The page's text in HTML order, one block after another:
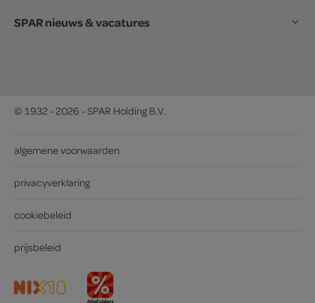
SPAR nieuws & vacatures
© 1932 - 2026 - SPAR Holding B.V.
algemene voorwaarden
privacyverklaring
cookiebeleid
prijsbeleid